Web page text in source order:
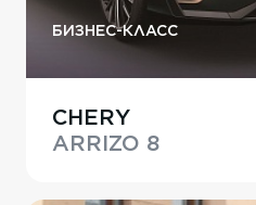
БИЗНЕС-КЛАСС
CHERY
ARRIZO 8